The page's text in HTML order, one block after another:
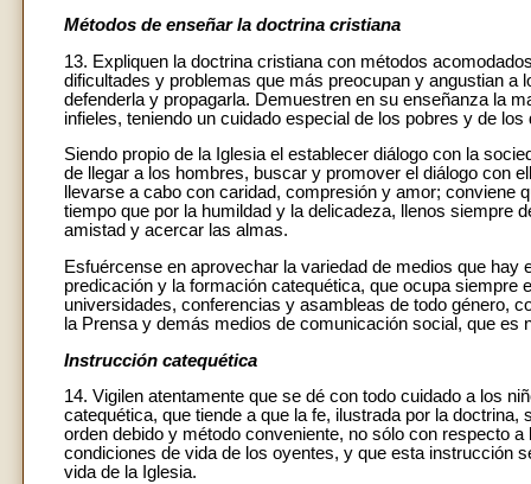
Métodos de enseñar la doctrina cristiana
13. Expliquen la doctrina cristiana con métodos
dificultades y problemas que más preocupan y angustian a
defenderla y propagarla. Demuestren en su enseñanza la
infieles, teniendo un cuidado especial de los pobres y de
Siendo propio de la Iglesia el establecer diálogo con la
de llegar a los hombres, buscar y promover el diálogo con
llevarse a cabo con caridad, compresión y amor;
tiempo que por la humildad y la delicadeza, llenos siempre
amistad y acercar las almas.
Esfuércense en aprovechar la variedad de medios que
predicación y la formación catequética, que ocupa
universidades, conferencias y asambleas de todo género,
la Prensa y demás medios de comunicación social, que
Instrucción catequética
14. Vigilen atentamente que se dé con todo cuidado a los
catequética, que tiende a que la fe, ilustrada por la
orden debido y método conveniente, no sólo con respecto
condiciones de vida de los oyentes, y que esta instrucción
vida de la Iglesia.